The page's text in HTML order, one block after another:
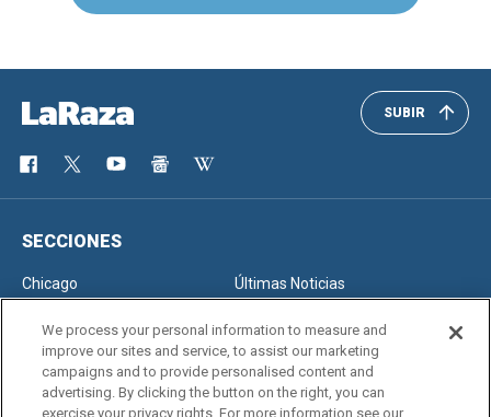
SUBIR
SECCIONES
Chicago
Últimas Noticias
SERVICIOS
We process your personal information to measure and
improve our sites and service, to assist our marketing
campaigns and to provide personalised content and
advertising. By clicking the button on the right, you can
exercise your privacy rights. For more information see our